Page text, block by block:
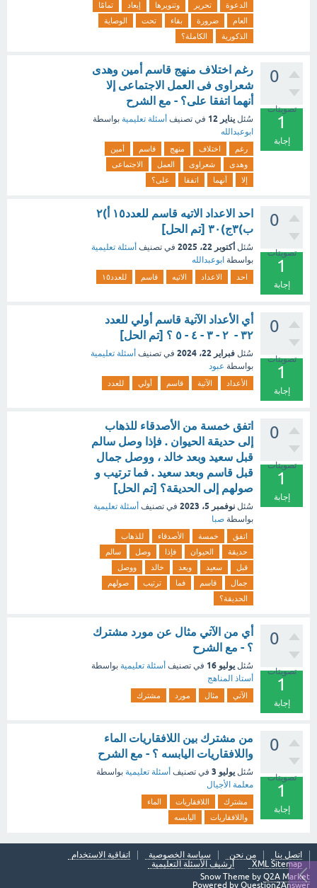
الدعوة
تحرير وتنويرها إبعاد
تمامًا
العام
ضرورة بقاء تحت
الوصاية
الذكورية
الكاملة؟
0
تصويتات
1
إجابة
رغم اختلاف منهج قاسم أمين وهدى
شعراوى فى العمل الاجتماعى إلا
أنهما اتفقا على؟ - مع الشرح
سُئل يناير 12 في تصنيف أسئلة تعليمية بواسطة
ابوعبدالله
رغم اختلاف منهج قاسم
أمين
وهدى
شعراوى العمل
الاجتماعى
إلا
أنهما اتفقا على؟
0
تصويتات
1
إجابة
احد الاعداد الاتيه قاسم للعدد١٥ أ)٢
ب)٣ج)٣٠ [تم الحل]
سُئل أكتوبر 22، 2025 في تصنيف أسئلة تعليمية
بواسطة ابوعبدالله
احد الاعداد الاتيه قاسم للعدد١٥
0
تصويتات
1
إجابة
أي الأعداد الآتية قاسم أولي للعدد
٣٢ - ٢ - ٣ - ٤ - ٥ ؟ [تم الحل]
سُئل فبراير 22، 2024 في تصنيف أسئلة تعليمية
بواسطة عبود
الأعداد الآتية قاسم أولي للعدد
0
تصويتات
1
إجابة
اتفق خمسة من الأصدقاء للذهاب
إلى حديقة الحيوان . فإذا وصل سالم
قبل سعيد وبعد خالد ، ووصل جمال
قبل قاسم وبعد سعيد . فما ترتيب و
صولهم إلى الحديقة؟ [تم الحل]
سُئل نوفمبر 5، 2023 في تصنيف أسئلة تعليمية
بواسطة صبا
اتفق خمسة الأصدقاء
للذهاب
حديقة
الحيوان فإذا وصل
سالم
قبل
سعيد وبعد خالد
ووصل
جمال
قاسم فما ترتيب
صولهم
الحديقة؟
0
تصويتات
1
إجابة
أي من الآتي مثال عن مورد مشترك
؟ - مع الشرح
سُئل يوليو 16 في تصنيف أسئلة تعليمية بواسطة
أستاذ المناهج
الآتي مثال مورد مشترك
0
تصويتات
1
إجابة
من مشترك بين اللافقاريات الماء
واللافقاريات اليابسه ؟ - مع الشرح
سُئل يوليو 3 في تصنيف أسئلة تعليمية بواسطة
معلمة الأجيال
مشترك اللافقاريات
الماء
واللافقاريات
اليابسه
اتصل بنا من نحن سياسة الخصوصية
اتفاقية الاستخدام
XML Sitemap
أرشيف الأسئلة التعليمية
Snow Theme by Q2A Market
Powered by Question2Answer